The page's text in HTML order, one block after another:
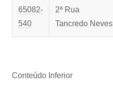
65082-
540
2ª Rua
Tancredo Neves
Conteúdo Inferior